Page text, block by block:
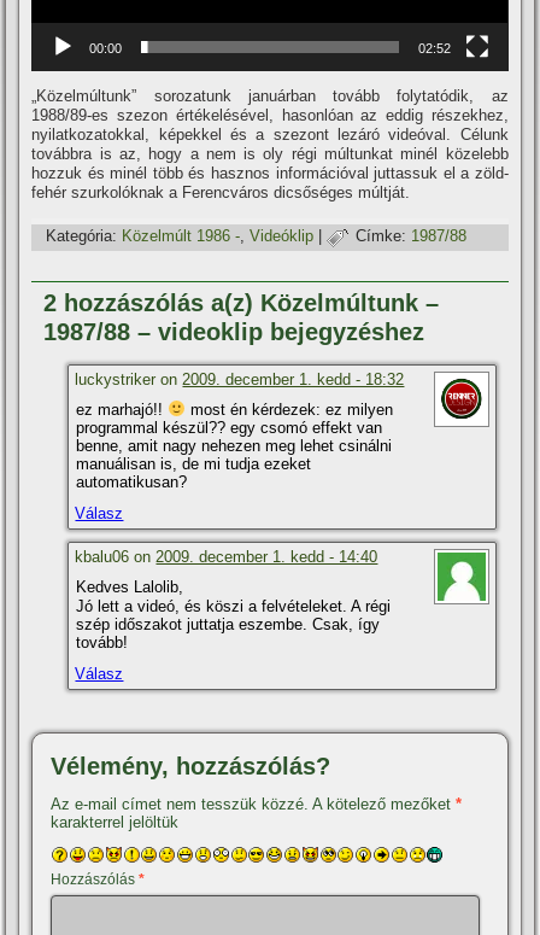
00:00 02:52
„Közelmúltunk” sorozatunk januárban tovább folytatódik, az
1988/89-es szezon értékelésével, hasonlóan az eddig részekhez,
nyilatkozatokkal, képekkel és a szezont lezáró videóval. Célunk
továbbra is az, hogy a nem is oly régi múltunkat minél közelebb
hozzuk és minél több és hasznos információval juttassuk el a zöld-
fehér szurkolóknak a Ferencváros dicsőséges múltját.
Kategória: Közelmúlt 1986 -,Videóklip | Címke: 1987/88
2 hozzászólás a(z) Közelmúltunk –
1987/88 – videoklip bejegyzéshez
luckystriker on2009. december 1. kedd - 18:32
ez marhajó!!
most én kérdezek: ez milyen
programmal készül?? egy csomó effekt van
benne, amit nagy nehezen meg lehet csinálni
manuálisan is, de mi tudja ezeket
automatikusan?
Válasz
kbalu06 on2009. december 1. kedd - 14:40
Kedves Lalolib,
Jó lett a videó, és köszi a felvételeket. A régi
szép időszakot juttatja eszembe. Csak, í­gy
tovább!
Válasz
Vélemény, hozzászólás?
Az e-mail címet nem tesszük közzé. A kötelező mezőket*
karakterrel jelöltük
Hozzászólás*